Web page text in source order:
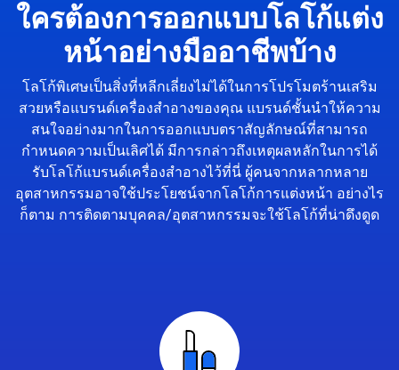
ใครต้องการออกแบบโลโก้แต่ง
หน้าอย่างมืออาชีพบ้าง
โลโก้พิเศษเป็นสิ่งที่หลีกเลี่ยงไม่ได้ในการโปรโมตร้านเสริม
สวยหรือแบรนด์เครื่องสำอางของคุณ แบรนด์ชั้นนำให้ความ
สนใจอย่างมากในการออกแบบตราสัญลักษณ์ที่สามารถ
กำหนดความเป็นเลิศได้ มีการกล่าวถึงเหตุผลหลักในการได้
รับโลโก้แบรนด์เครื่องสำอางไว้ที่นี่ ผู้คนจากหลากหลาย
อุตสาหกรรมอาจใช้ประโยชน์จากโลโก้การแต่งหน้า อย่างไร
ก็ตาม การติดตามบุคคล/อุตสาหกรรมจะใช้โลโก้ที่น่าดึงดูด